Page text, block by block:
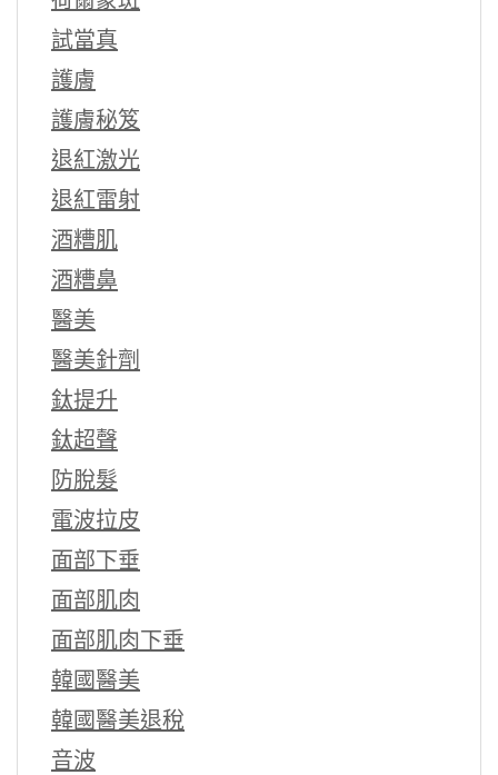
試當真
護膚
護膚秘笈
退紅激光
退紅雷射
酒糟肌
酒糟鼻
醫美
醫美針劑
鈦提升
鈦超聲
防脫髮
電波拉皮
面部下垂
面部肌肉
面部肌肉下垂
韓國醫美
韓國醫美退稅
音波